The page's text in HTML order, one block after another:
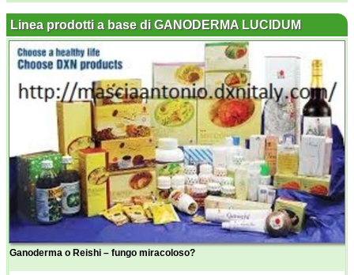
Linea prodotti a base di GANODERMA LUCIDUM
Ganoderma o Reishi – fungo miracoloso?